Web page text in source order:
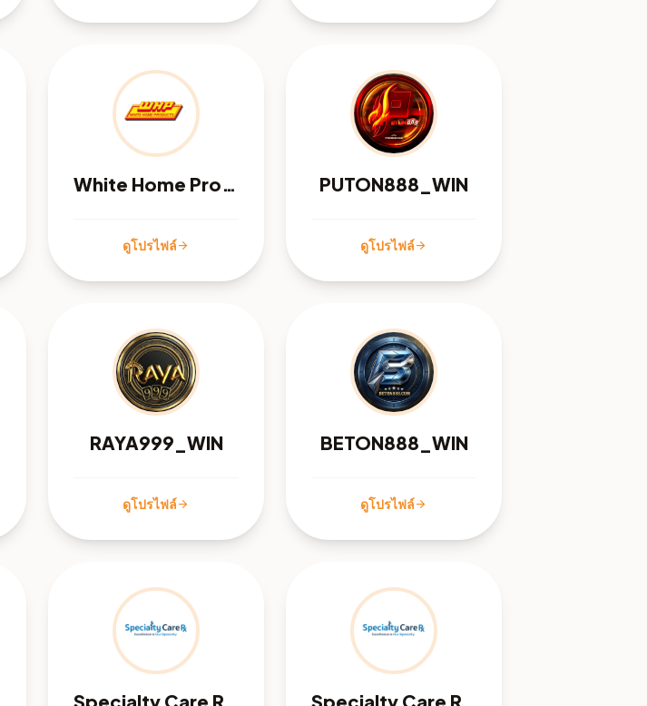
White Home Products
ดูโปรไฟล์arrow_forward
PUTON888_WIN
ดูโปรไฟล์arrow_forward
RAYA999_WIN
ดูโปรไฟล์arrow_forward
BETON888_WIN
ดูโปรไฟล์arrow_forward
Specialty Care Rx - Las Vegas NV Specialty Care Rx - Orange, CA